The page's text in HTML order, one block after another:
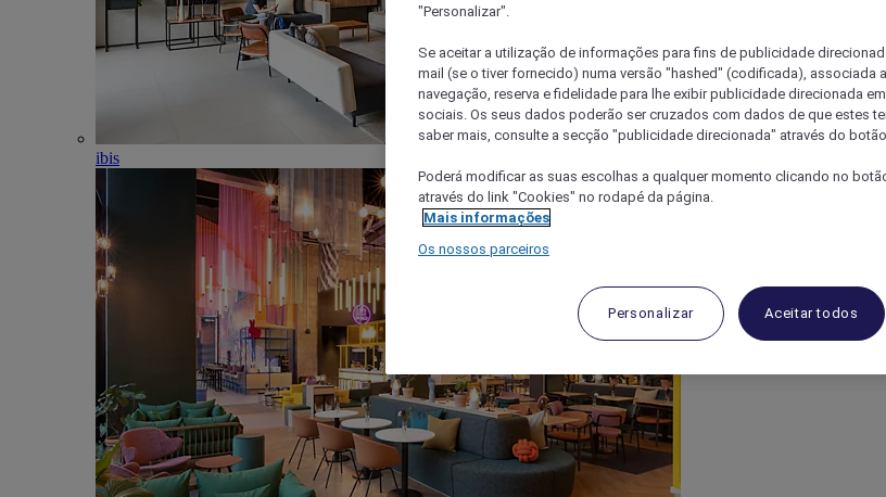
ibis
"Personalizar".
Se aceitar a utilização de informações para fins de publicidade
mail (se o tiver fornecido) numa versão "hashed" (codificada), associada
navegação, reserva e fidelidade para lhe exibir publicidade direcionada
sociais. Os seus dados poderão ser cruzados com dados de que estes
saber mais, consulte a secção "publicidade direcionada" através do
Poderá modificar as suas escolhas a qualquer momento clicando no
através do link "Cookies" no rodapé da página.
Mais informações
Os nossos parceiros
Personalizar Aceitar todos